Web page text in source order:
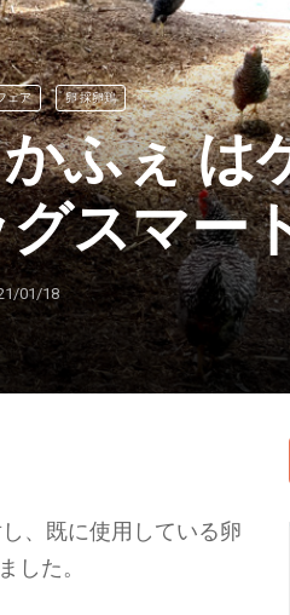
ェア 卵 採卵鶏
ふぇ は
スマー
01/18
、既に使用している卵
した。